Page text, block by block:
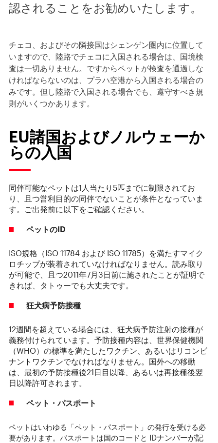
認されることをお勧めいたします。
チェコ、およびその隣接国はシェンゲン圏内に位置して
いますので、陸路でチェコに入国される場合は、国境検
査は一切ありません。ですからペットが検査を通過しな
ければならないのは、プラハ空港から入国される場合の
みです。但し陸路で入国される場合でも、遵守すべき規
則がいくつかあります。
EU諸国およびノルウェーか
らの入国
同伴可能なペットは1人当たり5匹までに制限されてお
り、且つ営利目的の同伴でないことが条件となっていま
す。ご出発前に以下をご確認ください。
ペットのID
ISO規格（ISO 11784 および ISO 11785）を満たすマイク
ロチップが装着されていなければなりません。読み取り
が可能で、且つ2011年7月3日前に施されたことが証明で
きれば、タトゥーでも大丈夫です。
狂犬病予防接種
12週間を超えている場合には、狂犬病予防注射の接種が
義務付けられています。予防接種内容は、世界保健機関
（WHO）の標準を満たしたワクチン、あるいはリコンビ
ナントワクチンでなければなりません。国外への移動
は、最初の予防接種後21日目以降、あるいは再接種後翌
日以降許可されます。
ペット・パスポート
ペットはいわゆる「ペット・パスポート」の発行を受ける必
要があります。パスポートは国のコードと IDナンバーが記